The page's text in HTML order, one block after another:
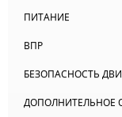
ПИТАНИЕ
ВПР
БЕЗОПАСНОСТЬ
ДОПОЛНИТЕЛЬНОЕ